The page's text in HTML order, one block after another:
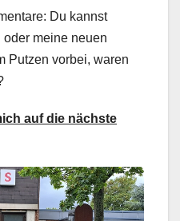
Du kannst
meine neuen
Putzen vorbei, waren
oder?
auf die nächste